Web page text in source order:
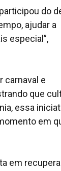
do
ajudar a
especial”,
carnaval e
que
essa
em
em